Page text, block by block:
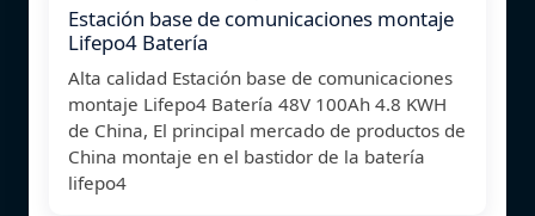
Estación base de comunicaciones montaje
Lifepo4 Batería
Alta calidad Estación base de comunicaciones
montaje Lifepo4 Batería 48V 100Ah 4.8 KWH
de China, El principal mercado de productos de
China montaje en el bastidor de la batería
lifepo4